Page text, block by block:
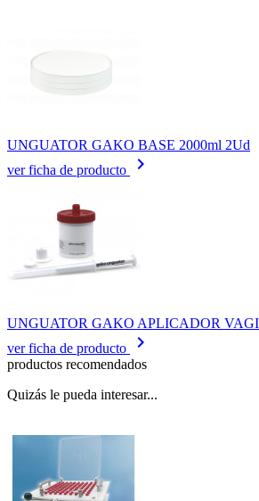
UNGUATOR GAKO BASE 2000ml 2Ud
ver ficha de producto
keyboard_arrow_right
UNGUATOR GAKO APLICADOR
ver ficha de producto
keyboard_arrow_right
productos recomendados
Quizás le pueda interesar...